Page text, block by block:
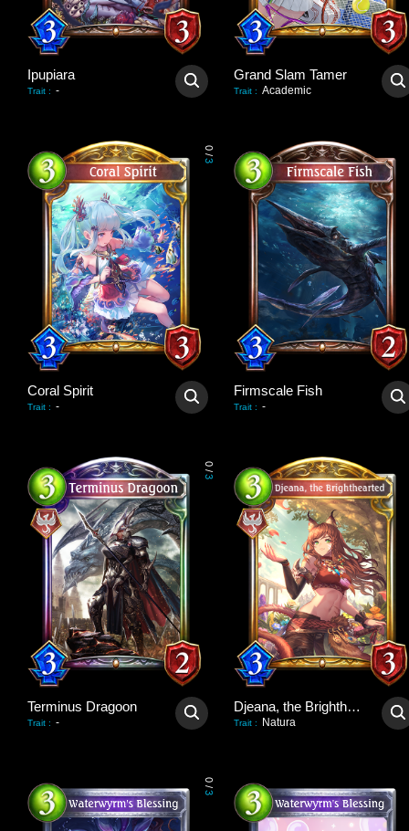
Ipupiara
Trait : -
Grand Slam Tamer
Trait : Academic
0
/
3
Coral Spirit
Trait : -
Firmscale Fish
Trait : -
0
/
3
Terminus Dragoon
Trait : -
Djeana, the Brighthearted
Trait : Natura
0
/
3